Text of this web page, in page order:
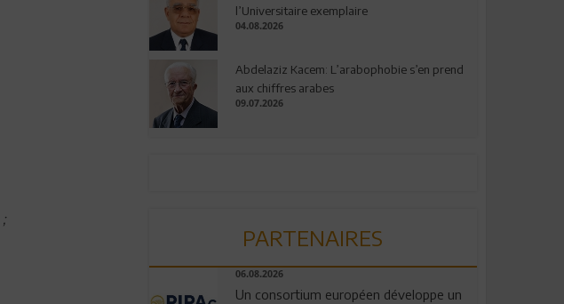
l’Universitaire exemplaire
04.08.2026
Abdelaziz Kacem: L’arabophobie s’en prend
aux chiffres arabes
09.07.2026
PARTENAIRES
06.08.2026
Un consortium européen développe un